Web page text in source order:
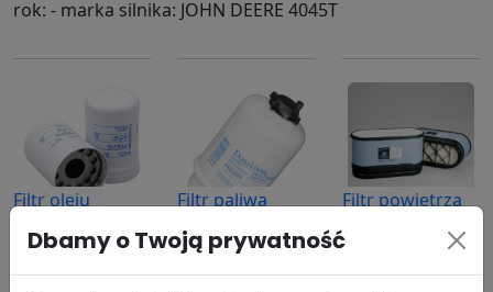
rok: - marka silnika: JOHN DEERE 4045T
Filtr oleju
Donaldson
63.74 zł
Filtr paliwa
P551424
Donaldson
99.52 zł
Filtr powietrza
P606119
Donaldson
244.71 zł
Dbamy o Twoją prywatność